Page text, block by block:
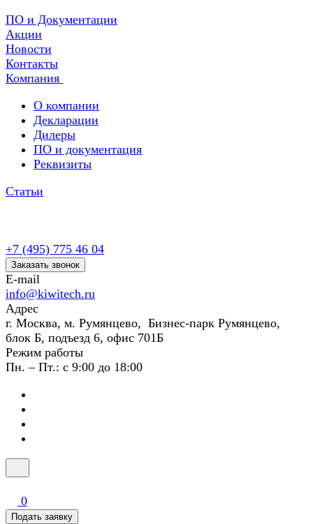
ПО и Документации
Акции
Новости
Контакты
Компания
О компании
Декларации
Дилеры
ПО и документация
Реквизиты
Статьи
+7 (495) 775 46 04
Заказать звонок
E-mail
info@kiwitech.ru
Адрес
г. Москва, м. Румянцево, Бизнес-парк Румянцево,
блок Б, подъезд 6, офис 701Б
Режим работы
Пн. – Пт.: с 9:00 до 18:00
0
Подать заявку